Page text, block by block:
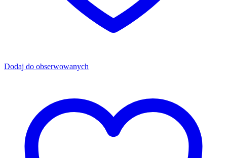
Dodaj do obserwowanych